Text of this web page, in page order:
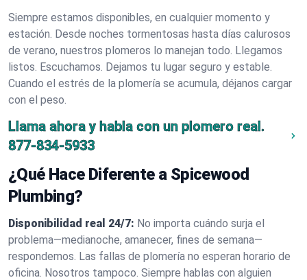
Siempre estamos disponibles, en cualquier momento y
estación. Desde noches tormentosas hasta días calurosos
de verano, nuestros plomeros lo manejan todo. Llegamos
listos. Escuchamos. Dejamos tu lugar seguro y estable.
Cuando el estrés de la plomería se acumula, déjanos cargar
con el peso.
Llama ahora y habla con un plomero real.
877-834-5933
¿Qué Hace Diferente a Spicewood
Plumbing?
Disponibilidad real 24/7: No importa cuándo surja el
problema—medianoche, amanecer, fines de semana—
respondemos. Las fallas de plomería no esperan horario de
oficina. Nosotros tampoco. Siempre hablas con alguien